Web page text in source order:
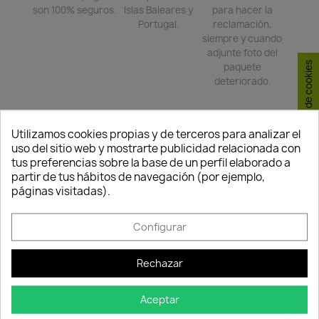
son 100% seguros.
Islas Baleares y
Portugal.
para hacer la
reclamación,
siempre y cuando
adjunte foto del
paquete
deteriorado.
Compartir
TAMBIÉN PODRÍA INTERESARLE
Quedan:
17
-15% favorite_border
Quedan:
00
-15%
FUERA DE STOCK
favorite_border
Utilizamos cookies propias y de terceros para analizar el
uso del sitio web y mostrarte publicidad relacionada con
tus preferencias sobre la base de un perfil elaborado a
partir de tus hábitos de navegación (por ejemplo,
páginas visitadas).
Configurar
Rechazar
Aceptar
Consentimiento de cookies